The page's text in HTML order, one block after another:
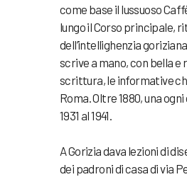
come base il lussuoso
lungo il Corso principale,
dell’intellighenzia
scrive a mano, con bella e
scrittura, le informative
Roma. Oltre 1880, una
1931 al 1941.
A Gorizia dava lezioni di
dei padroni di casa di via